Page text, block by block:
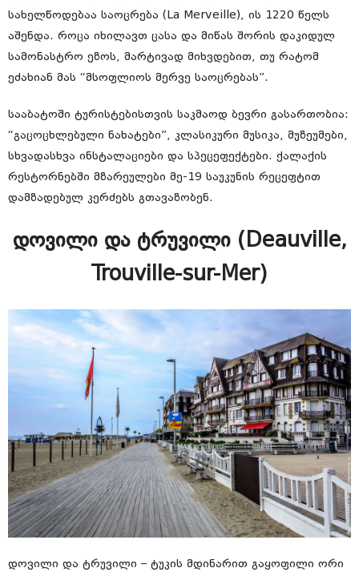
სახელწოდებაა საოცრება (La Merveille), ის 1220 წელს
აშენდა. როცა იხილავთ ცასა და მიწას შორის დაკიდულ
სამონასტრო ეზოს, მარტივად მიხვდებით, თუ რატომ
ეძახიან მას “მსოფლიოს მერვე საოცრებას”.
სააბატოში ტურისტებისთვის საკმაოდ ბევრი გასართობია:
“გაცოცხლებული ნახატები”, კლასიკური მუსიკა, მუზეუმები,
სხვადასხვა ინსტალაციები და სპეცეფექტები. ქალაქის
რესტორნებში მზარეულები მე-19 საუკუნის რეცეფტით
დამზადებულ კერძებს გთავაზობენ.
დოვილი და ტრუვილი (Deauville,
Trouville-sur-Mer)
დოვილი და ტრუვილი – ტუკის მდინარით გაყოფილი ორი